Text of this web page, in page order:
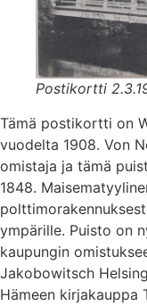
Postikortti
Tämä postikortti on
vuodelta 1908. Von
omistaja ja tämä
1848.
ympärille. Puisto on
kaupungin
Jakobowitsch
Hämeen